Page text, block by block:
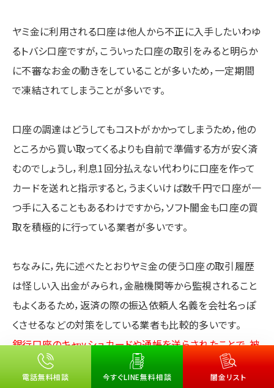
ヤミ金に利用される口座は他人から不正に入手したいわゆ
るトバシ口座ですが，こういった口座の取引をみると明らか
に不審なお金の動きをしていることが多いため，一定期間
で凍結されてしまうことが多いです。
口座の調達はどうしてもコストがかかってしまうため，他の
ところから買い取ってくるよりも自前で準備する方が安く済
むのでしょうし，利息1回分払えない代わりに口座を作って
カードを送れと指示すると，うまくいけば数千円で口座が一
つ手に入ることもあるわけですから，ソフト闇金も口座の買
取を積極的に行っている業者が多いです。
ちなみに，先に述べたとおりヤミ金の使う口座の取引履歴
は怪しい入出金がみられ，金融機関等から監視されること
もよくあるため，返済の際の振込依頼人名義を会社名っぽ
くさせるなどの対策をしている業者も比較的多いです。
銀行口座のキャッシュカードや通帳を送らされたことで，被
害者本人が逮捕されてしまうケースが多いので，このような
話には絶対に耳を貸してはいけません。
電話無料相談 今すぐLINE無料相談 闇金リスト